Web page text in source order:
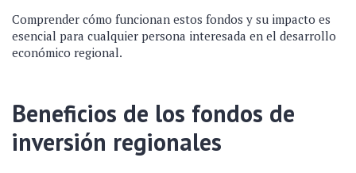
Comprender cómo funcionan estos fondos y su impacto es
esencial para cualquier persona interesada en el desarrollo
económico regional.
Beneficios de los fondos de
inversión regionales